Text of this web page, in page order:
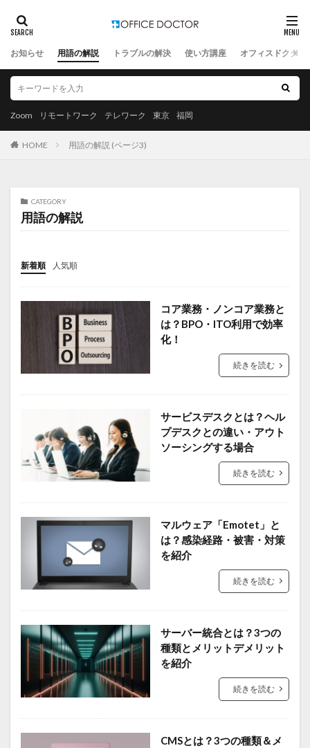
お知らせ 用語の解説 トラブルの解決 使い方講座 オフィスドクター
Zoom リモートワーク テレワーク 東京 福岡
HOME 用語の解説 (ページ3)
CATEGORY
用語の解説
新着順 人気順
コア業務・ノンコア業務と
は？BPO・ITO利用で効率
化！
続きを読む
サービスデスクとは？ヘル
プデスクとの違い・アウト
ソーシングする場合
続きを読む
マルウェア「Emotet」と
は？感染経路・被害・対策
を紹介
続きを読む
サーバー統合とは？3つの
種類とメリットデメリット
を紹介
続きを読む
CMSとは？3つの種類＆メ